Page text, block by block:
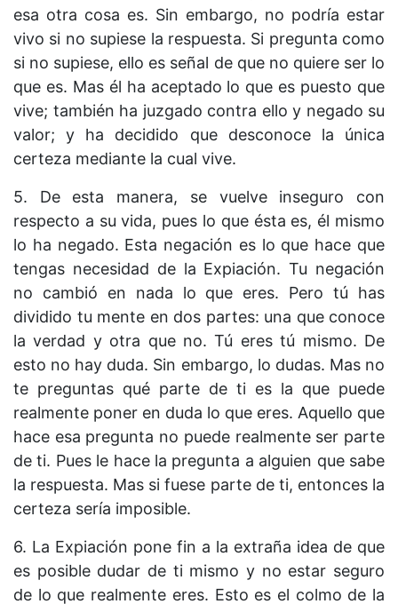
esa otra cosa es. Sin embargo, no podría estar
vivo si no supiese la respuesta. Si pregunta como
si no supiese, ello es señal de que no quiere ser lo
que es. Mas él ha aceptado lo que es puesto que
vive; también ha juzgado contra ello y negado su
valor; y ha decidido que desconoce la única
certeza mediante la cual vive.
5. De esta manera, se vuelve inseguro con
respecto a su vida, pues lo que ésta es, él mismo
lo ha negado. Esta negación es lo que hace que
tengas necesidad de la Expiación. Tu negación
no cambió en nada lo que eres. Pero tú has
dividido tu mente en dos partes: una que conoce
la verdad y otra que no. Tú eres tú mismo. De
esto no hay duda. Sin embargo, lo dudas. Mas no
te preguntas qué parte de ti es la que puede
realmente poner en duda lo que eres. Aquello que
hace esa pregunta no puede realmente ser parte
de ti. Pues le hace la pregunta a alguien que sabe
la respuesta. Mas si fuese parte de ti, entonces la
certeza sería imposible.
6. La Expiación pone fin a la extraña idea de que
es posible dudar de ti mismo y no estar seguro
de lo que realmente eres. Esto es el colmo de la